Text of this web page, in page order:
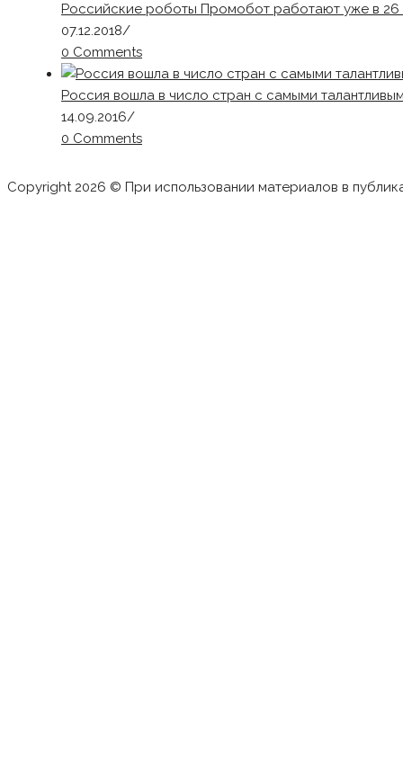
Российские роботы Промобот работают уже в 26
07.12.2018/
0 Comments
Россия вошла в число стран с самыми
14.09.2016/
0 Comments
Copyright 2026 © При использовании материалов в